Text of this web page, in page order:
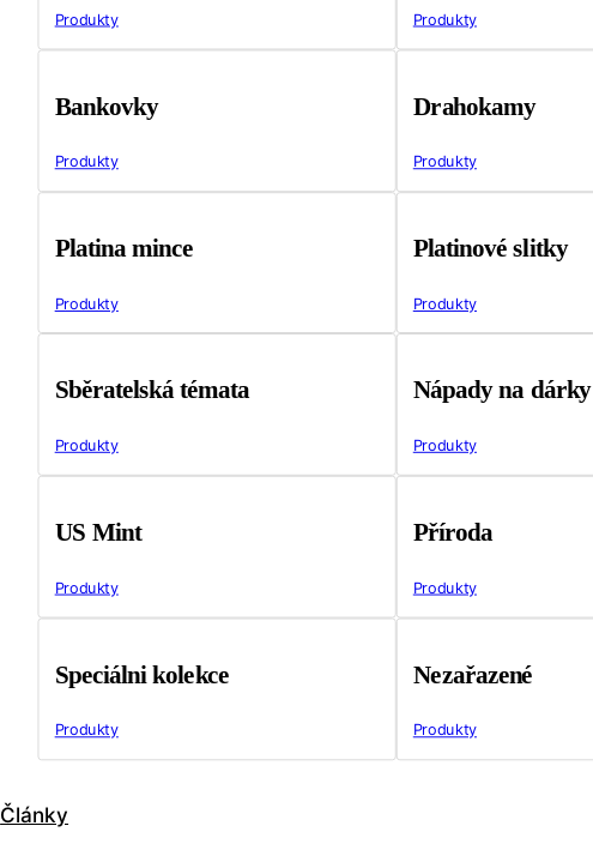
Produkty Produkty
Bankovky
Produkty
Drahokamy
Produkty
Platina mince
Produkty
Platinové slitky
Produkty
Sběratelská témata
Produkty
Nápady na dárky
Produkty
US Mint
Produkty
Příroda
Produkty
Speciálni kolekce
Produkty
Nezařazené
Produkty
Články